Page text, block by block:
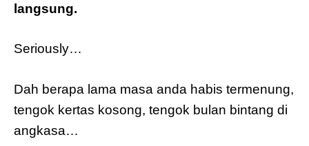
langsung.
Seriously…
Dah berapa lama masa anda habis termenung,
tengok kertas kosong, tengok bulan bintang di
angkasa…